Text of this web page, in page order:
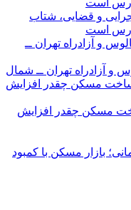
و قضایی، شتاب‌
ارس است
و آزادراه تهران ــ شمال
مسکن چقدر افزایش
بازار مسکن با کمبود